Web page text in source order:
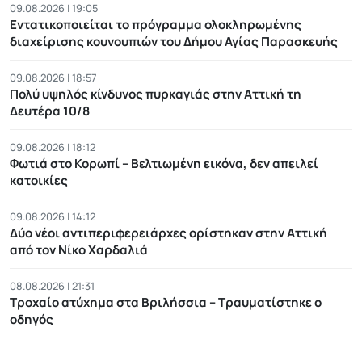
09.08.2026 | 19:05
Εντατικοποιείται το πρόγραμμα ολοκληρωμένης
διαχείρισης κουνουπιών του Δήμου Αγίας Παρασκευής
09.08.2026 | 18:57
Πολύ υψηλός κίνδυνος πυρκαγιάς στην Αττική τη
Δευτέρα 10/8
09.08.2026 | 18:12
Φωτιά στο Κορωπί – Βελτιωμένη εικόνα, δεν απειλεί
κατοικίες
09.08.2026 | 14:12
Δύο νέοι αντιπεριφερειάρχες ορίστηκαν στην Αττική
από τον Νίκο Χαρδαλιά
08.08.2026 | 21:31
Τροχαίο ατύχημα στα Βριλήσσια – Τραυματίστηκε ο
οδηγός